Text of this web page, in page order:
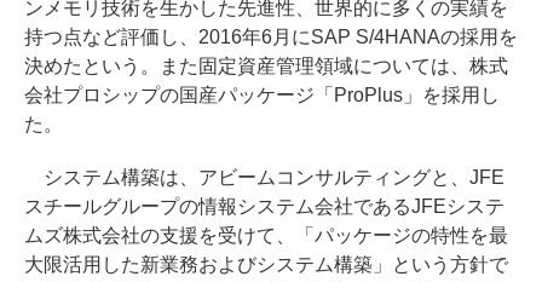
ンメモリ技術を生かした先進性、世界的に多くの実績を
持つ点など評価し、2016年6月にSAP S/4HANAの採用を
決めたという。また固定資産管理領域については、株式
会社プロシップの国産パッケージ「ProPlus」を採用し
た。
システム構築は、アビームコンサルティングと、JFE
スチールグループの情報システム会社であるJFEシステ
ムズ株式会社の支援を受けて、「パッケージの特性を最
大限活用した新業務およびシステム構築」という方針で